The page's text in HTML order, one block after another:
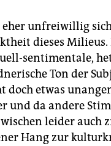
eher unfreiwillig
dieses Milieus.
sentimentale,
Ton der
doch etwas
und da andere
leider auch
Hang zur